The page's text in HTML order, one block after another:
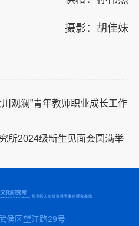
摄影：胡佳妹
观澜”青年教师职业成长工作
所2024级新生见面会圆满举
侯区望江路29号